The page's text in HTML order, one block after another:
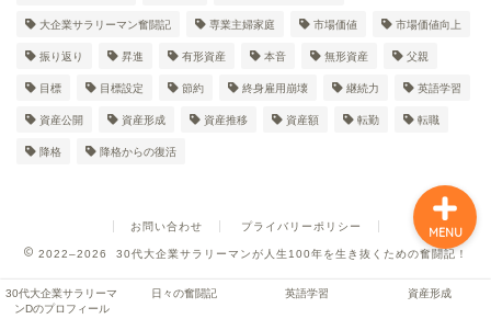
大企業サラリーマン奮闘記 専業主婦家庭 市場価値 市場価値向上
振り返り 昇進 有形資産 本音 無形資産 父親
目標 目標設定 節約 終身雇用崩壊 継続力 英語学習
資産公開 資産形成 資産推移 資産額 転勤 転職
降格 降格からの復活
お問い合わせ プライバリーポリシー
2022–2026 30代大企業サラリーマンが人生100年を生き抜くための奮闘記！
30代大企業サラリーマ
ンDのプロフィール
日々の奮闘記 英語学習 資産形成
MENU
英語学習